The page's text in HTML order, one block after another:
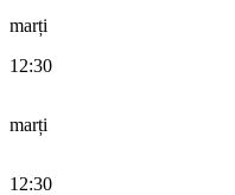
marți
12:30
marți
12:30